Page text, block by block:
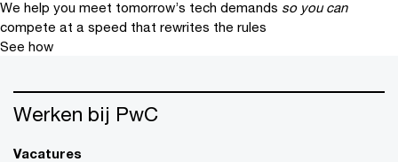
We help you meet tomorrow’s tech demands so you can
compete at a speed that rewrites the rules
See how
Werken bij PwC
Vacatures